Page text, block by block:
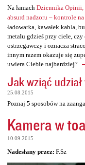
Na łamach Dziennika Opinii,
absurd nadzoru – kontrole
ładowarka, kawałek kabla,
metalu gdzieś przy ciele, czy
ostrzegawczy i oznacza
innym razem okazuje się
uwiera Ciebie najbardziej?
Jak wziąć
25.08.2015
Poznaj 5 sposobów na
Kamera w
10.09.2015
Nadesłany przez: F.Sz